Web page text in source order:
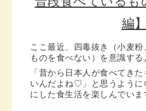
編】
ここ最近、四毒抜き（小麦
ものを食べない）を意識する
「昔から日本人が食べてき
いんだよね♡」と思うように
にした食生活を楽しんでい